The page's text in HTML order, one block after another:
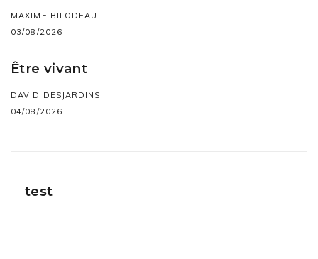
MAXIME BILODEAU
03/08/2026
Être vivant
DAVID DESJARDINS
04/08/2026
test